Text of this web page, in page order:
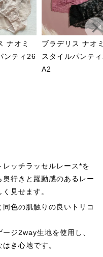
ナオミ
ンティ26
ブラデリス ナオ
スタイルパンテ
A2
ッチラッセルレース*を
行きと躍動感のあるレー
見せます。
色の肌触りの良いトリコ
ジ2way生地を使用し、
き心地です。